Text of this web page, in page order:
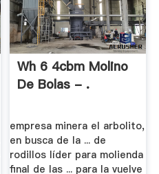
Wh 6 4cbm Molino
De Bolas - .
empresa minera el arbolito,
en busca de la ... de
rodillos líder para molienda
final de las ... para la vuelve